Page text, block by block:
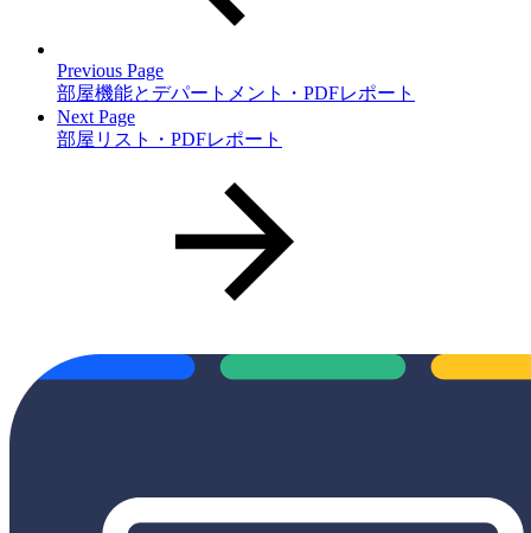
Previous Page
部屋機能とデパートメント・PDFレポート
Next Page
部屋リスト・PDFレポート